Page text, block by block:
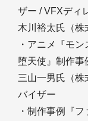
ザー / VFXディ
木川裕太氏（株
・アニメ『モ
堕天使』制作事
三山一男氏（株
バイザー
・制作事例『